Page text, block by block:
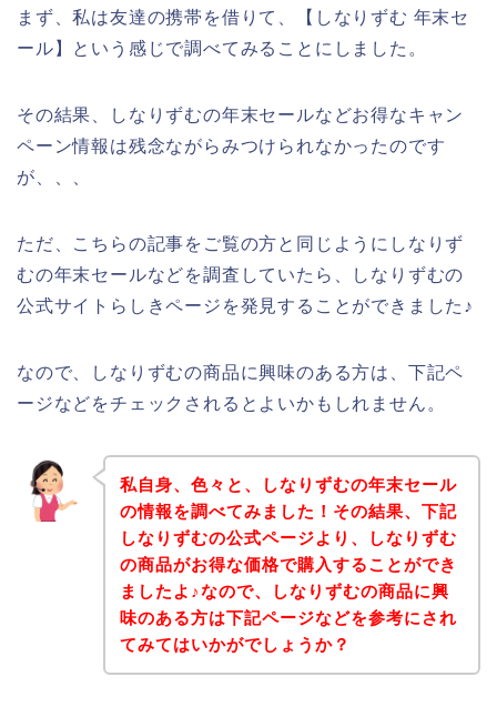
まず、私は友達の携帯を借りて、【しなりずむ 年末セ
ール】という感じで調べてみることにしました。
その結果、しなりずむの年末セールなどお得なキャン
ペーン情報は残念ながらみつけられなかったのです
が、、、
ただ、こちらの記事をご覧の方と同じようにしなりず
むの年末セールなどを調査していたら、しなりずむの
公式サイトらしきページを発見することができました♪
なので、しなりずむの商品に興味のある方は、下記ペ
ージなどをチェックされるとよいかもしれません。
私自身、色々と、しなりずむの年末セール
の情報を調べてみました！その結果、下記
しなりずむの公式ページより、しなりずむ
の商品がお得な価格で購入することができ
ましたよ♪なので、しなりずむの商品に興
味のある方は下記ページなどを参考にされ
てみてはいかがでしょうか？